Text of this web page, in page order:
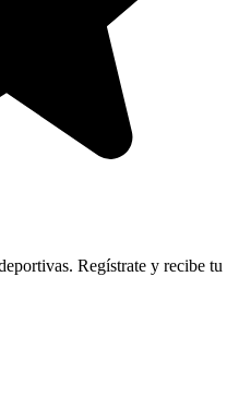
Regístrate y recibe tu